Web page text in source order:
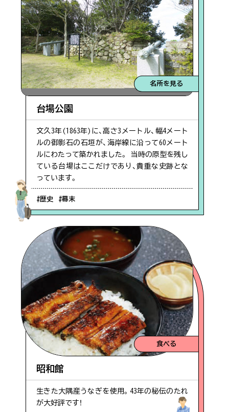
名所を見る
台場公園
文久3年(1863年)に、高さ3メートル、幅4メート
ルの御影石の石垣が、海岸線に沿って60メート
ルにわたって築かれました。 当時の原型を残し
ている台場はここだけであり、貴重な史跡とな
っています。
#歴史 #幕末
食べる
昭和館
生きた大隅産うなぎを使用。43年の秘伝のたれ
が大好評です！